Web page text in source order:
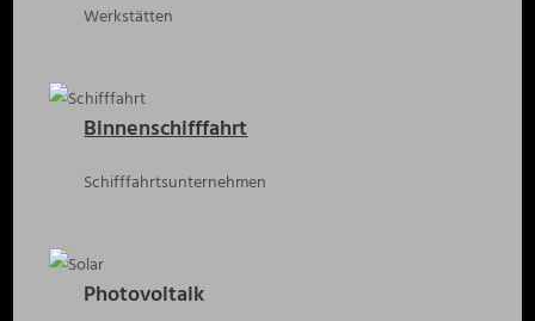
Werkstätten
Binnenschifffahrt
Schifffahrtsunternehmen
Photovoltaik